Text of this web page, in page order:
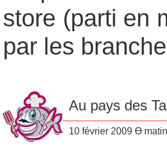
store (parti en
par les
Au pays des
10 février 2009 Ө